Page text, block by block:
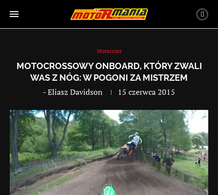
Motocross
MOTOCROSSOWY ONBOARD, KTÓRY ZWALI
WAS Z NÓG: W POGONI ZA MISTRZEM
-Eliasz Davidson 15 czerwca 2015